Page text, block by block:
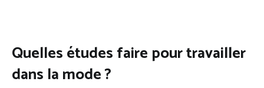
Quelles études faire pour travailler
dans la mode ?